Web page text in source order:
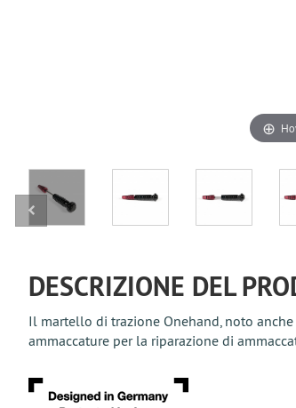
DESCRIZIONE DEL
Il martello di trazione Onehand, noto
ammaccature per la riparazione di